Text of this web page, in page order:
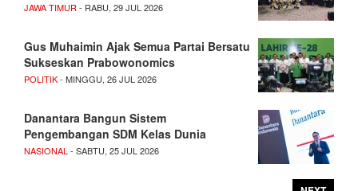
JAWA TIMUR - RABU, 29 JUL 2026
Gus Muhaimin Ajak Semua Partai Bersatu
Sukseskan Prabowonomics
POLITIK- MINGGU, 26 JUL 2026
Danantara Bangun Sistem
Pengembangan SDM Kelas Dunia
NASIONAL - SABTU, 25 JUL 2026